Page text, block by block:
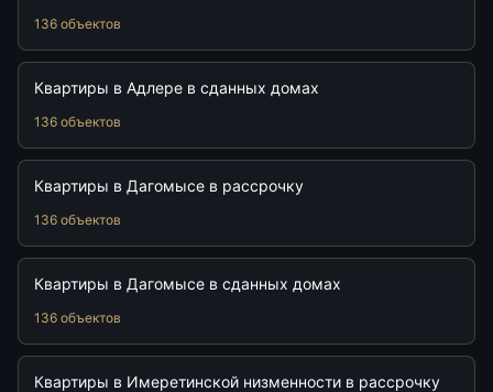
136 объектов
Квартиры в Адлере в сданных домах
136 объектов
Квартиры в Дагомысе в рассрочку
136 объектов
Квартиры в Дагомысе в сданных домах
136 объектов
Квартиры в Имеретинской низменности в рассрочку